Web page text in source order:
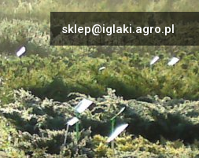
sklep@iglaki.agro.pl